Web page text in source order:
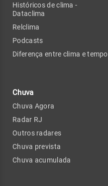
Históricos de clima -
Dataclima
Relclima
Podcasts
Diferença entre clima e tempo
Chuva
Chuva Agora
Radar RJ
Outros radares
Chuva prevista
Chuva acumulada